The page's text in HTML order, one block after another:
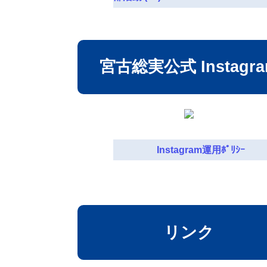
宮古総実公式
Instagram運用ﾎﾟﾘｼｰ
リンク